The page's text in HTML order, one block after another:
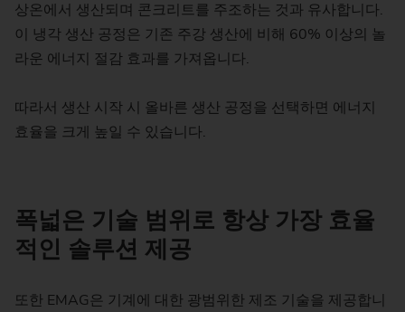
상온에서 생산되며 콘크리트를 주조하는 것과 유사합니다.
이 냉각 생산 공정은 기존 주강 생산에 비해 60% 이상의 놀
라운 에너지 절감 효과를 가져옵니다.
따라서 생산 시작 시 올바른 생산 공정을 선택하면 에너지
효율을 크게 높일 수 있습니다.
폭넓은 기술 범위로 항상 가장 효율
적인 솔루션 제공
또한 EMAG은 기계에 대한 광범위한 제조 기술을 제공합니